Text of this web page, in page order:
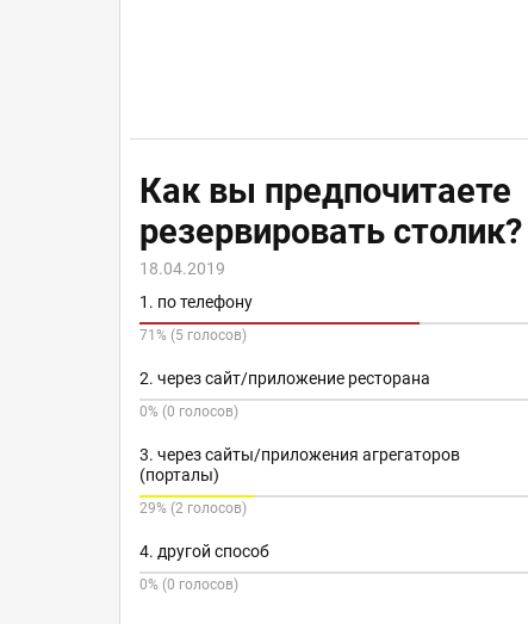
Как вы предпочитаете
резервировать столик?
18.04.2019
1. по телефону
71% (5 голосов)
2. через сайт/приложение ресторана
0% (0 голосов)
3. через сайты/приложения агрегаторов
(порталы)
29% (2 голосов)
4. другой способ
0% (0 голосов)